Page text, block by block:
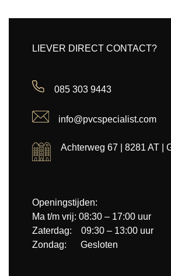
LIEVER DIRECT CONTACT?
085 303 9443
info@pvcspecialist.com
Achterweg 67 | 8281 AT |
Openingstijden:
Ma t/m vrij: 08:30 – 17:00 uur
Zaterdag: 09:30 – 13:00 uur
Zondag: Gesloten